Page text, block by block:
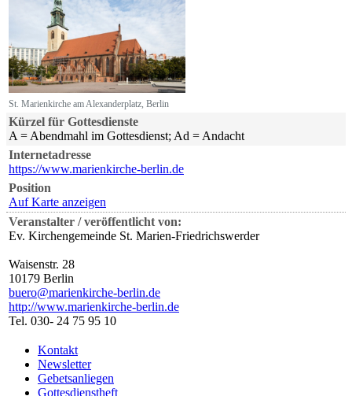
St. Marienkirche am Alexanderplatz, Berlin
Kürzel für Gottesdienste
A = Abendmahl im Gottesdienst; Ad = Andacht
Internetadresse
https://www.marienkirche-berlin.de
Position
Auf Karte anzeigen
Veranstalter / veröffentlicht von:
Ev. Kirchengemeinde St. Marien-Friedrichswerder
Waisenstr. 28
10179 Berlin
buero@marienkirche-berlin.de
http://www.marienkirche-berlin.de
Tel. 030- 24 75 95 10
Kontakt
Newsletter
Gebetsanliegen
Gottesdienstheft